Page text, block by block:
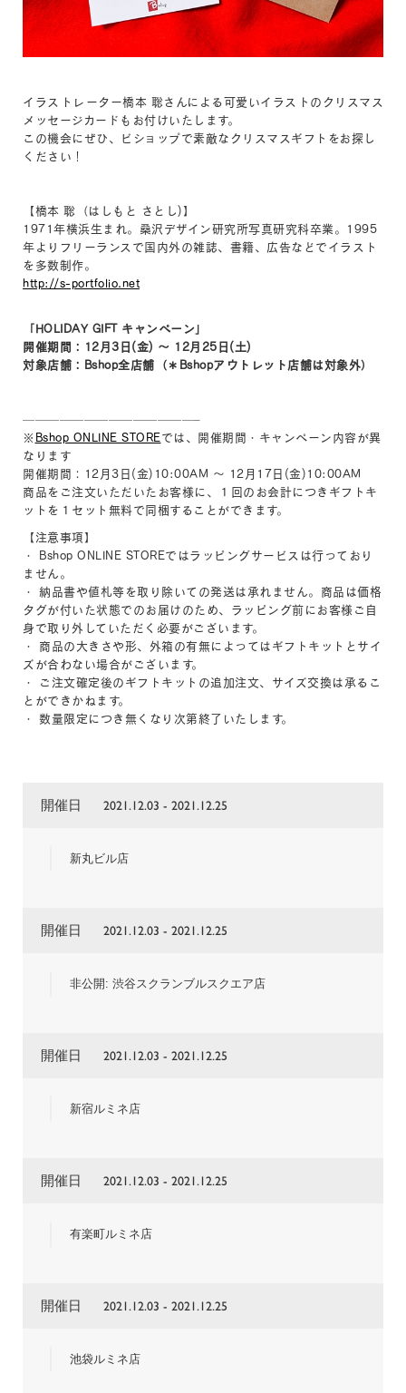
イラストレーター橋本 聡さんによる可愛いイラストのクリスマス
メッセージカードもお付けいたします。
この機会にぜひ、ビショップで素敵なクリスマスギフトをお探し
ください！
【橋本 聡（はしもと さとし)】
1971年横浜生まれ。桑沢デザイン研究所写真研究科卒業。1995
年よりフリーランスで国内外の雑誌、書籍、広告などでイラスト
を多数制作。
http://s-portfolio.net
「HOLIDAY GIFT キャンペーン」
開催期間：12月3日(金) ～ 12月25日(土)
対象店舗：Bshop全店舗（＊Bshopアウトレット店舗は対象外）
——————————————–
※ Bshop ONLINE STOREでは、開催期間・キャンペーン内容が異
なります
開催期間：12月3日(金)10:00AM ～ 12月17日(金)10:00AM
商品をご注文いただいたお客様に、１回のお会計につきギフトキ
ットを１セット無料で同梱することができます。
【注意事項】
・ Bshop ONLINE STOREではラッピングサービスは行っており
ません。
・ 納品書や値札等を取り除いての発送は承れません。商品は価格
タグが付いた状態でのお届けのため、ラッピング前にお客様ご自
身で取り外していただく必要がございます。
・ 商品の大きさや形、外箱の有無によってはギフトキットとサイ
ズが合わない場合がございます。
・ ご注文確定後のギフトキットの追加注文、サイズ交換は承るこ
とができかねます。
・ 数量限定につき無くなり次第終了いたします。
開催日 2021.12.03 - 2021.12.25
新丸ビル店
開催日 2021.12.03 - 2021.12.25
非公開: 渋谷スクランブルスクエア店
開催日 2021.12.03 - 2021.12.25
新宿ルミネ店
開催日 2021.12.03 - 2021.12.25
有楽町ルミネ店
開催日 2021.12.03 - 2021.12.25
池袋ルミネ店